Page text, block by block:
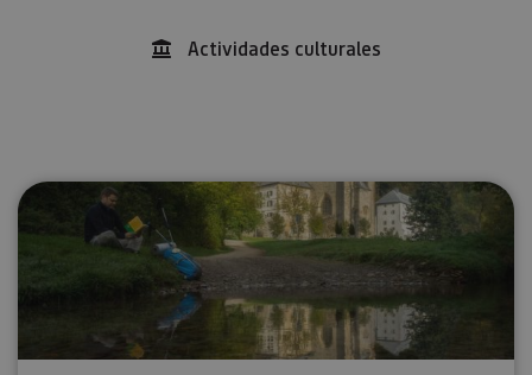
Actividades culturales